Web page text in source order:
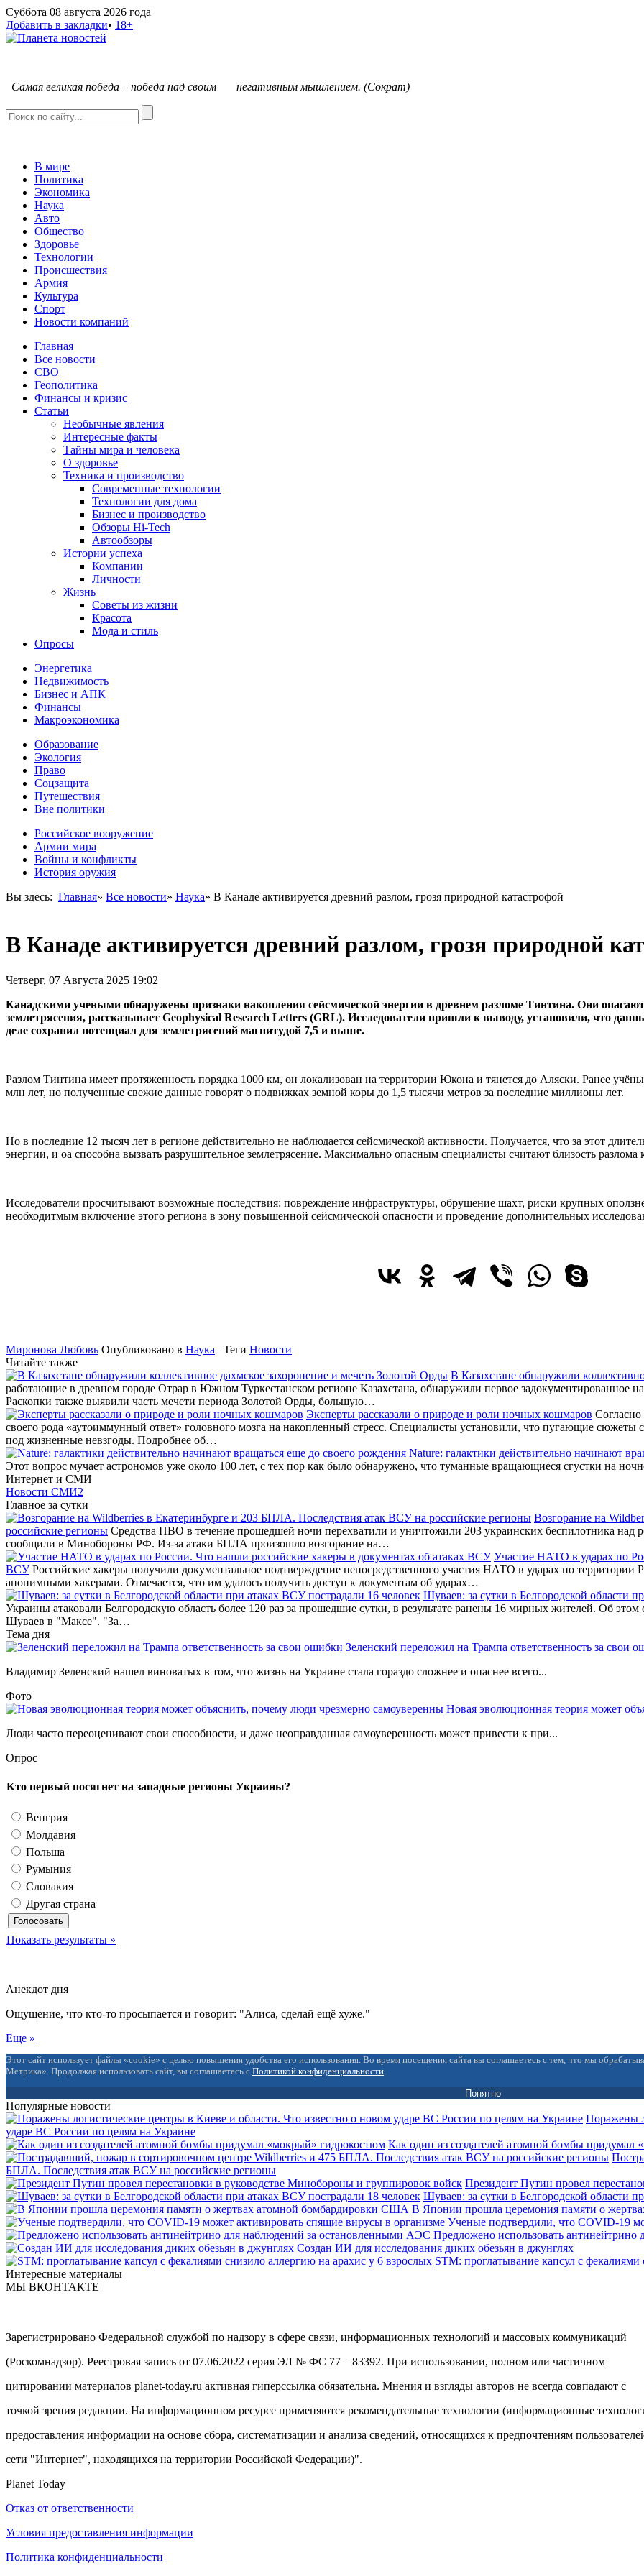
Суббота 08 августа 2026 года
Добавить в закладки• 18+
Самая великая победа – победа над своим негативным мышлением. (Сократ)
В мире
Политика
Экономика
Наука
Авто
Общество
Здоровье
Технологии
Происшествия
Армия
Культура
Спорт
Новости компаний
Главная
Все новости
СВО
Геополитика
Финансы и кризис
Статьи
Необычные явления
Интересные факты
Тайны мира и человека
О здоровье
Техника и производство
Современные технологии
Технологии для дома
Бизнес и производство
Обзоры Hi-Tech
Автообзоры
Истории успеха
Компании
Личности
Жизнь
Советы из жизни
Красота
Мода и стиль
Опросы
Энергетика
Недвижимость
Бизнес и АПК
Финансы
Макроэкономика
Образование
Экология
Право
Соцзащита
Путешествия
Вне политики
Российское вооружение
Армии мира
Войны и конфликты
История оружия
Вы здесь: Главная» Все новости» Наука» В Канаде активируется древний разлом, грозя природной катастрофой
В Канаде активируется древний разлом, грозя природной
Четверг, 07 Августа 2025 19:02
Канадскими учеными обнаружены признаки накопления сейсмической энергии в древнем разломе Тинтина. Они
землетрясения, рассказывает Geophysical Research Letters (GRL). Исследователи пришли к выводу, установили, что
деле сохранил потенциал для землетрясений магнитудой 7,5 и выше.
Разлом Тинтина имеет протяженность порядка 1000 км, он локализован на территории Юкона и тянется до Аляски. Ранее
млн лет, но полученные свежие данные говорят о подвижках земной коры до 1,5 тысячи метров за последние миллионы лет.
Но в последние 12 тысяч лет в регионе действительно не наблюдается сейсмической активности. Получается, что за этот
энергии, и оа способна вызвать разрушительное землетрясение. Максимально опасным специалисты считают близость разлома
Исследователи просчитывают возможные последствия: повреждение инфраструктуры, обрушение шахт, риски крупных
необходитмым включение этого региона в зону повышенной сейсмической опасности и проведение дополнительных
Миронова Любовь Опубликовано в Наука Теги Новости
Читайте также
В Казахстане обнаружили
работающие в древнем городе Отрар в Южном Туркестанском регионе Казахстана, обнаружили первое задокументированное
Раскопки также выявили часть мечети периода Золотой Орды, большую…
Эксперты рассказали о природе и роли ночных кошмаров
своего рода «аутоиммунный ответ» головного мозга на накопленный стресс. Специалисты установили, что пугающие сюжеты
под жизненные невзгоды. Подробнее об…
Nature: галактики действительно начинают
Этот вопрос мучает астрономов уже около 100 лет, с тех пор как было обнаружено, что туманные вращающиеся сгустки на
Интернет и СМИ
Новости СМИ2
Главное за сутки
Возгорание на
российские регионы Средства ПВО в течение прошедшей ночи перехватили и уничтожили 203 украинских беспилотника над
сообщили в Минобороны РФ. Из-за атаки БПЛА произошло возгорание на…
Участие НАТО в ударах по
ВСУРоссийские хакеры получили документальное подтверждение непосредственного участия НАТО в ударах по
анонимными хакерами. Отмечается, что им удалось получить доступ к документам об ударах…
Шуваев: за сутки в Белгородской области
Украины атаковали Белгородскую область более 120 раз за прошедшие сутки, в результате ранены 16 мирных жителей. Об
Шуваев в "Максе". "За…
Тема дня
Зеленский переложил на Трампа ответственность за свои
Владимир Зеленский нашел виноватых в том, что жизнь на Украине стала гораздо сложнее и опаснее всего...
Фото
Новая эволюционная теория может
Люди часто переоценивают свои способности, и даже неоправданная самоуверенность может привести к при...
Опрос
Кто первый посягнет на западные регионы Украины?
Венгрия
Молдавия
Польша
Румыния
Словакия
Другая страна
Показать результаты »
Анекдот дня
Ощущение, что кто-то просыпается и говорит: "Алиса, сделай ещё хуже."
Еще »
Этот сайт использует файлы «cookie» с целью повышения удобства его использования. Во время посещения сайта вы соглашаетесь с тем, что мы
Метрика». Продолжая использовать сайт, вы соглашаетесь с Политикой конфиденциальности.
Понятно
Популярные новости
Поражены
ударе ВС России по целям на Украине
Как один из создателей атомной бомбы придумал
БПЛА. Последствия атак ВСУ на российские регионы
Президент Путин провел
Шуваев: за сутки в Белгородской области
В Японии прошла церемония памяти о
Ученые подтвердили, что COVID-19
Предложено использовать
Создан ИИ для исследования диких обезьян в джунглях
STM: проглатывание капсул с
Интересные материалы
МЫ ВКОНТАКТЕ
Зарегистрировано Федеральной службой по надзору в сфере связи, информационных технологий и массовых коммуникаций
(Роскомнадзор). Реестровая запись от 07.06.2022 серия ЭЛ № ФС 77 – 83392. При использовании, полном или частичном
цитировании материалов planet-today.ru активная гиперссылка обязательна. Мнения и взгляды авторов не всегда совпадают с
точкой зрения редакции. На информационном ресурсе применяются рекомендательные технологии (информационные
предоставления информации на основе сбора, систематизации и анализа сведений, относящихся к предпочтениям
сети "Интернет", находящихся на территории Российской Федерации)".
Planet Today
Отказ от ответственности
Условия предоставления информации
Политика конфиденциальности